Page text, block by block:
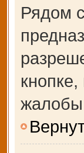
Рядом